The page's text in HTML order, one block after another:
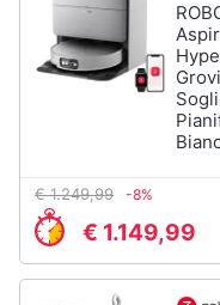
offerta
Vedi
tutti
€ 1.249,99 -8%
€ 1.149,99